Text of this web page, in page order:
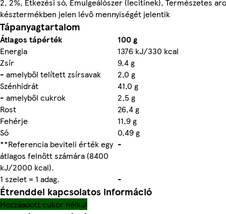
késztermékben jelen lévő mennyiségét jelentik
Tápanyagtartalom
Átlagos tápérték
100 g
Energia
1376 kJ/330 kcal
Zsír
9,4 g
- amelyből telített zsírsavak
2,0 g
Szénhidrát
41,0 g
- amelyből cukrok
2,5 g
Rost
26,4 g
Fehérje
11,9 g
Só
0,49 g
**Referencia beviteli érték egy
átlagos felnőtt számára (8400
kJ/2000 kcal).
-
1 szelet = 1 adag. -
Étrenddel kapcsolatos információ
Hozzáadott cukor nélkül